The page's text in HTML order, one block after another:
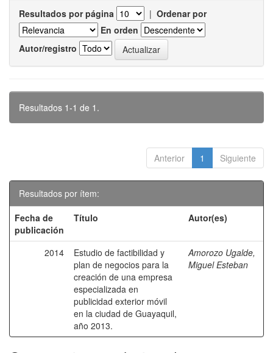
Resultados por página | Ordenar por
En orden
Autor/registro
Resultados 1-1 de 1.
Anterior 1 Siguiente
Resultados por ítem:
Fecha de
publicación
Título Autor(es)
2014
Estudio de factibilidad y
plan de negocios para la
creación de una empresa
especializada en
publicidad exterior móvil
en la ciudad de Guayaquil,
año 2013.
Amorozo Ugalde,
Miguel Esteban